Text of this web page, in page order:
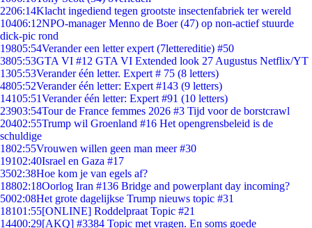
2206:14Klacht ingediend tegen grootste insectenfabriek ter wereld
10406:12NPO-manager Menno de Boer (47) op non-actief stuurde
dick-pic rond
19805:54Verander een letter expert (7lettereditie) #50
3805:53GTA VI #12 GTA VI Extended look 27 Augustus Netflix/YT
1305:53Verander één letter. Expert # 75 (8 letters)
4805:52Verander één letter: Expert #143 (9 letters)
14105:51Verander één letter: Expert #91 (10 letters)
23903:54Tour de France femmes 2026 #3 Tijd voor de borstcrawl
20402:55Trump wil Groenland #16 Het opengrensbeleid is de
schuldige
1802:55Vrouwen willen geen man meer #30
19102:40Israel en Gaza #17
3502:38Hoe kom je van egels af?
18802:18Oorlog Iran #136 Bridge and powerplant day incoming?
5002:08Het grote dagelijkse Trump nieuws topic #31
18101:55[ONLINE] Roddelpraat Topic #21
14400:29[AKQ] #3384 Topic met vragen. En soms goede